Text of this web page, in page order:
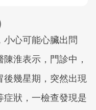
小心可能心臟出問
淮表示，門診中，
後幾星期，突然出現
症狀，一檢查發現是